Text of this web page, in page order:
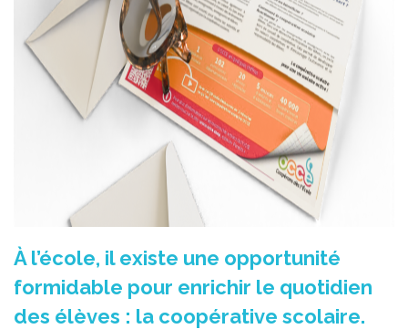
À l’école, il existe une opportunité
formidable pour enrichir le quotidien
des élèves : la coopérative scolaire.